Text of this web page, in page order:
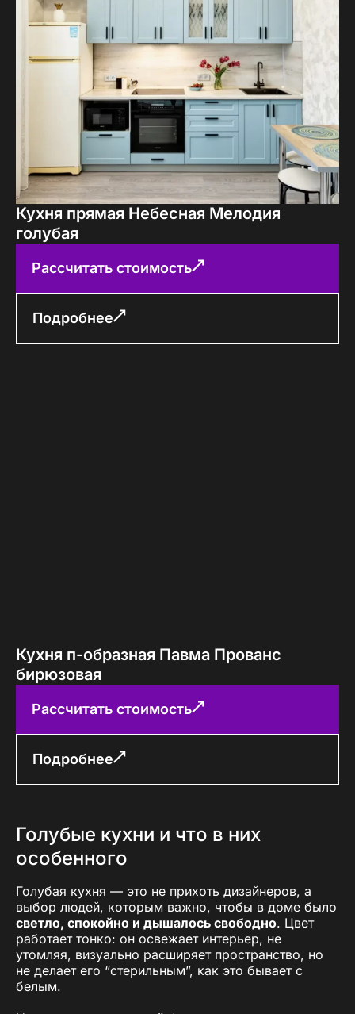
Кухня прямая Небесная Мелодия
голубая
Рассчитать стоимость
Подробнее
Кухня п-образная Павма Прованс
бирюзовая
Рассчитать стоимость
Подробнее
Голубые кухни и что в них
особенного
Голубая кухня — это не прихоть дизайнеров, а
выбор людей, которым важно, чтобы в доме было
светло, спокойно и дышалось свободно. Цвет
работает тонко: он освежает интерьер, не
утомляя, визуально расширяет пространство, но
не делает его “стерильным”, как это бывает с
белым.